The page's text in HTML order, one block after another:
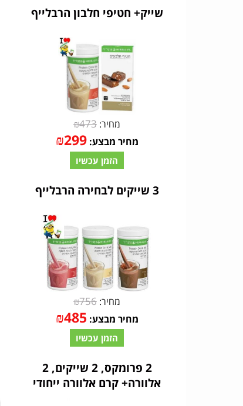
שייק+ חטיפי חלבון הרבלייף
מחיר: ₪473
מחיר מבצע: ₪299
הזמן עכשיו
3 שייקים לבחירה הרבלייף
מחיר: ₪756
מחיר מבצע: ₪485
הזמן עכשיו
2 פרומקס, 2 שייקים, 2
אלוורה+ קרם אלוורה ייחודי